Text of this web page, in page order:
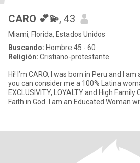
CARO 💕💫, 43
Miami, Florida, Estados Unidos
Buscando: Hombre 45 - 60
Religión: Cristiano-protestante
Hi! I’m CARO, I was born in Peru and I am also a U.S. Citizen. ❤️ But
you can consider me a 100% Latina woman! I have a
EXCLUSIVITY, LOYALTY and High Family Oriented Values and My
Faith in God. I am an Educated Woman